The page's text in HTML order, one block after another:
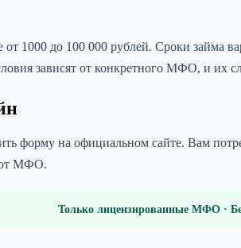
1000 до 100 000 рублей. Сроки займа
зависят от конкретного МФО, и их
форму на официальном сайте. Вам
от МФО.
Только лицензированные МФО ·